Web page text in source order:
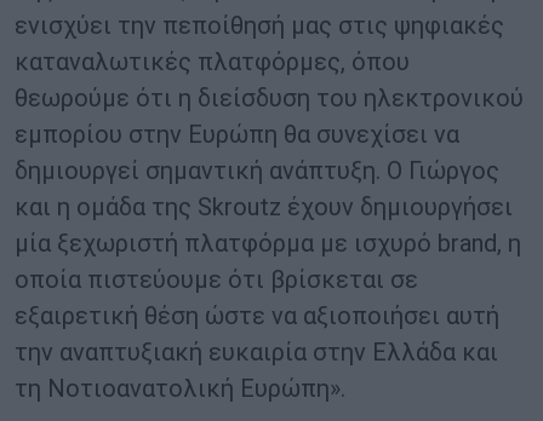
ενισχύει την πεποίθησή μας στις ψηφιακές
καταναλωτικές πλατφόρμες, όπου
θεωρούμε ότι η διείσδυση του ηλεκτρονικού
εμπορίου στην Ευρώπη θα συνεχίσει να
δημιουργεί σημαντική ανάπτυξη. Ο Γιώργος
και η ομάδα της Skroutz έχουν δημιουργήσει
μία ξεχωριστή πλατφόρμα με ισχυρό brand, η
οποία πιστεύουμε ότι βρίσκεται σε
εξαιρετική θέση ώστε να αξιοποιήσει αυτή
την αναπτυξιακή ευκαιρία στην Ελλάδα και
τη Νοτιοανατολική Ευρώπη».